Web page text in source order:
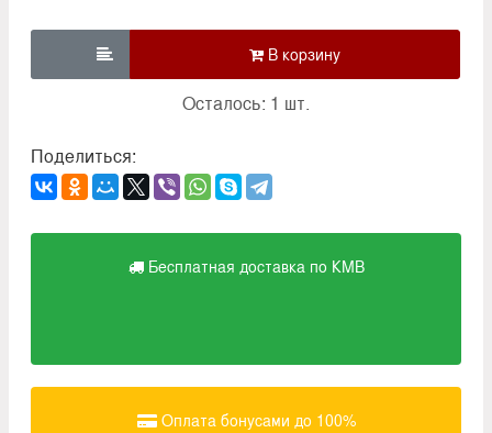

Осталось: 1 шт.
Поделиться:
Бесплатная доставка по КМВ
Оплата бонусами до 100%